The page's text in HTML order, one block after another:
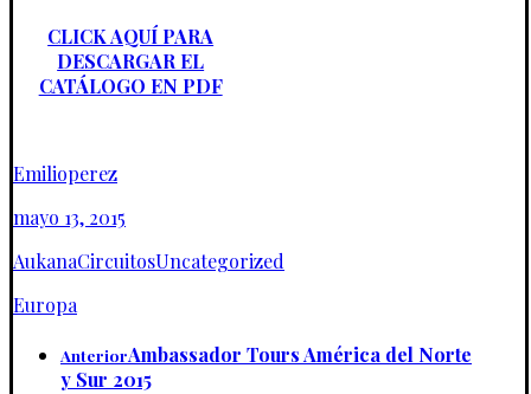
CLICK AQUÍ PARA
DESCARGAR EL
CATÁLOGO EN PDF
Emilioperez
mayo 13, 2015
AukanaCircuitosUncategorized
Europa
AnteriorAmbassador Tours América del Norte
y Sur 2015